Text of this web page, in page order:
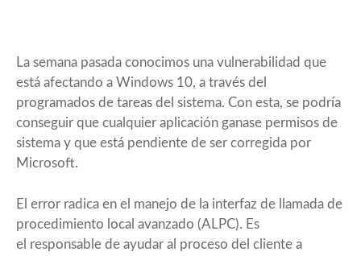
La semana pasada conocimos una vulnerabilidad que
está afectando a Windows 10, a través del
programados de tareas del sistema. Con esta, se podría
conseguir que cualquier aplicación ganase permisos de
sistema y que está pendiente de ser corregida por
Microsoft.
El error radica en el manejo de la interfaz de llamada de
procedimiento local avanzado (ALPC). Es
el responsable de ayudar al proceso del cliente a